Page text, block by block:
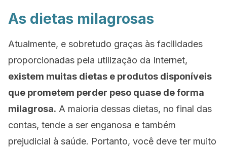
As dietas milagrosas
Atualmente, e sobretudo graças às facilidades
proporcionadas pela utilização da Internet,
existem muitas dietas e produtos disponíveis
que prometem perder peso quase de forma
milagrosa. A maioria dessas dietas, no final das
contas, tende a ser enganosa e também
prejudicial à saúde. Portanto, você deve ter muito